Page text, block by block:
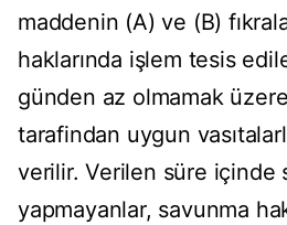
maddenin (A) ve (B)
haklarında işlem tesis
günden az olmamak
tarafindan uygun
verilir. Verilen süre içinde
yapmayanlar, savunma